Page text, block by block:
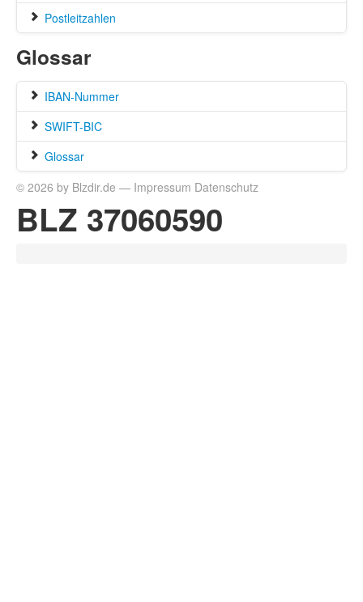
Postleitzahlen
Glossar
IBAN-Nummer
SWIFT-BIC
Glossar
© 2026 by Blzdir.de — Impressum Datenschutz
BLZ 37060590